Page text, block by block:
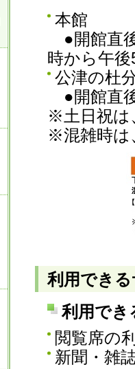
本館
●開館直
時から午後
公津の杜
●開館直
※土日祝は
※混雑時は
利用でき
利用でき
閲覧席の
新聞・雑